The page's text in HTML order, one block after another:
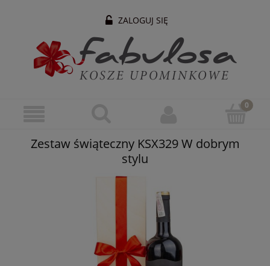
ZALOGUJ SIĘ
Zestaw świąteczny KSX329 W dobrym
stylu